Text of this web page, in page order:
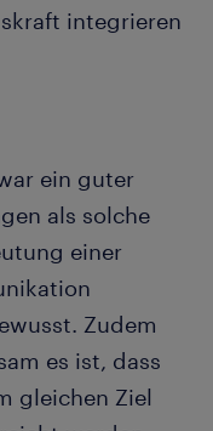
integrieren
ein guter
als solche
einer
Zudem
es ist, dass
gleichen Ziel